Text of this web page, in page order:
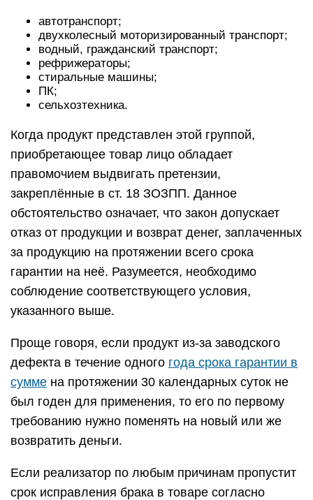
автотранспорт;
двухколесный моторизированный транспорт;
водный, гражданский транспорт;
рефрижераторы;
стиральные машины;
ПК;
сельхозтехника.
Когда продукт представлен этой группой,
приобретающее товар лицо обладает
правомочием выдвигать претензии,
закреплённые в ст. 18 ЗОЗПП. Данное
обстоятельство означает, что закон допускает
отказ от продукции и возврат денег, заплаченных
за продукцию на протяжении всего срока
гарантии на неё. Разумеется, необходимо
соблюдение соответствующего условия,
указанного выше.
Проще говоря, если продукт из-за заводского
дефекта в течение одного года срока гарантии в
сумме на протяжении 30 календарных суток не
был годен для применения, то его по первому
требованию нужно поменять на новый или же
возвратить деньги.
Если реализатор по любым причинам пропустит
срок исправления брака в товаре согласно